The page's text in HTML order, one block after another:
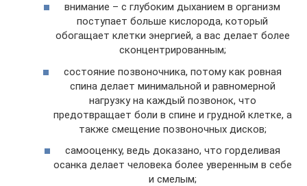
внимание – с глубоким дыханием в организм
поступает больше кислорода, который
обогащает клетки энергией, а вас делает более
сконцентрированным;
состояние позвоночника, потому как ровная
спина делает минимальной и равномерной
нагрузку на каждый позвонок, что
предотвращает боли в спине и грудной клетке, а
также смещение позвоночных дисков;
самооценку, ведь доказано, что горделивая
осанка делает человека более уверенным в себе
и смелым;